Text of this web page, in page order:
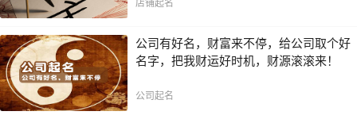
店铺起名
公司有好名，财富来不停，给公司取个好
名字，把我财运好时机，财源滚滚来！
公司起名